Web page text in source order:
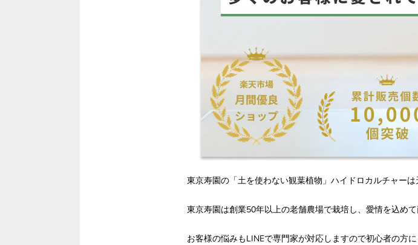
東京寿園の「土を使わない観葉植物」ハイドロカルチャー
東京寿園は創業50年以上の老舗農場で栽培し、愛情を込めて
お客様の悩みもLINEで専門家が対応しますので初心者の方に